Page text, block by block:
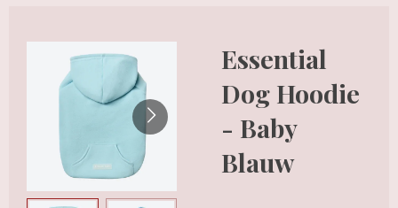
Essential
Dog Hoodie
- Baby
Blauw